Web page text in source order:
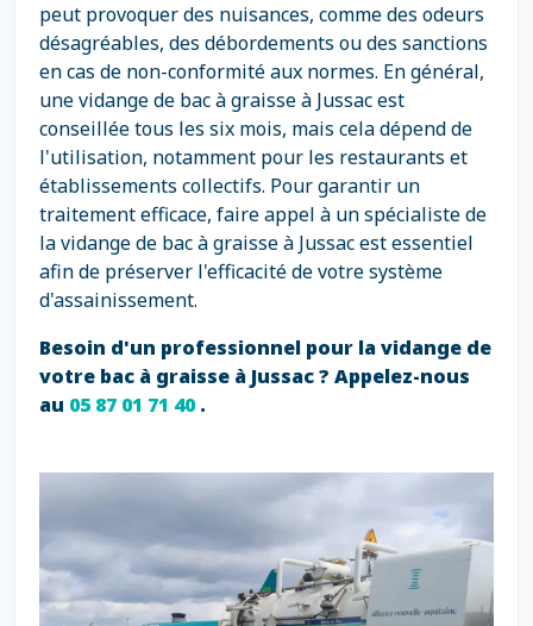
peut provoquer des nuisances, comme des odeurs
désagréables, des débordements ou des sanctions
en cas de non-conformité aux normes. En général,
une vidange de bac à graisse à Jussac est
conseillée tous les six mois, mais cela dépend de
l'utilisation, notamment pour les restaurants et
établissements collectifs. Pour garantir un
traitement efficace, faire appel à un spécialiste de
la vidange de bac à graisse à Jussac est essentiel
afin de préserver l'efficacité de votre système
d'assainissement.
Besoin d'un professionnel pour la vidange de
votre bac à graisse à Jussac ? Appelez-nous
au 05 87 01 71 40.